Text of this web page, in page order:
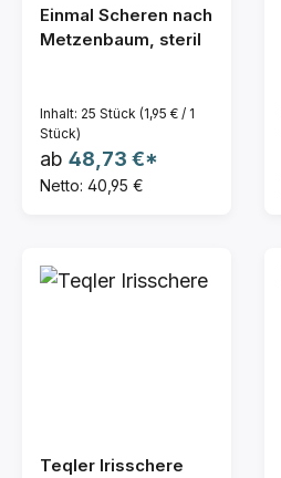
Einmal Scheren nach
Metzenbaum, steril
Inhalt: 25 Stück (1,95 € / 1
Stück)
ab 48,73 €*
Netto: 40,95 €
Teqler Irisschere